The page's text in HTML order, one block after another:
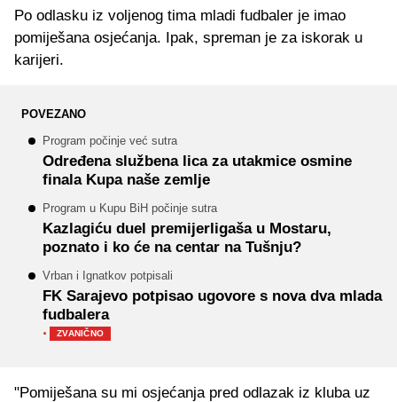
Po odlasku iz voljenog tima mladi fudbaler je imao
pomiješana osjećanja. Ipak, spreman je za iskorak u
karijeri.
POVEZANO
Program počinje već sutra
Određena službena lica za utakmice osmine
finala Kupa naše zemlje
Program u Kupu BiH počinje sutra
Kazlagiću duel premijerligaša u Mostaru,
poznato i ko će na centar na Tušnju?
Vrban i Ignatkov potpisali
FK Sarajevo potpisao ugovore s nova dva mlada
fudbalera
· ZVANIČNO
"Pomiješana su mi osjećanja pred odlazak iz kluba uz